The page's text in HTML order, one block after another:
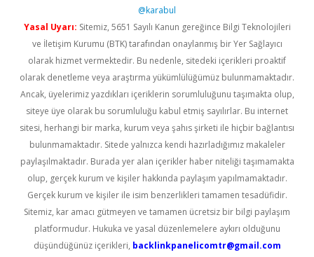
@karabul
Yasal Uyarı: Sitemiz, 5651 Sayılı Kanun gereğince Bilgi Teknolojileri
ve İletişim Kurumu (BTK) tarafından onaylanmış bir Yer Sağlayıcı
olarak hizmet vermektedir. Bu nedenle, sitedeki içerikleri proaktif
olarak denetleme veya araştırma yükümlülüğümüz bulunmamaktadır.
Ancak, üyelerimiz yazdıkları içeriklerin sorumluluğunu taşımakta olup,
siteye üye olarak bu sorumluluğu kabul etmiş sayılırlar. Bu internet
sitesi, herhangi bir marka, kurum veya şahıs şirketi ile hiçbir bağlantısı
bulunmamaktadır. Sitede yalnızca kendi hazırladığımız makaleler
paylaşılmaktadır. Burada yer alan içerikler haber niteliği taşımamakta
olup, gerçek kurum ve kişiler hakkında paylaşım yapılmamaktadır.
Gerçek kurum ve kişiler ile isim benzerlikleri tamamen tesadüfidir.
Sitemiz, kar amacı gütmeyen ve tamamen ücretsiz bir bilgi paylaşım
platformudur. Hukuka ve yasal düzenlemelere aykırı olduğunu
düşündüğünüz içerikleri, backlinkpanelicomtr@gmail.com